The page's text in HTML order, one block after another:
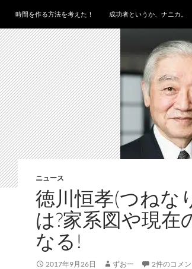
時間を作る方法を考えた！ 成功者というか、ナニカ。
ニュース
徳川恒孝(つねな
は?家系図や現在
なる!
2017年9月26日 ずおー 2件のコメン